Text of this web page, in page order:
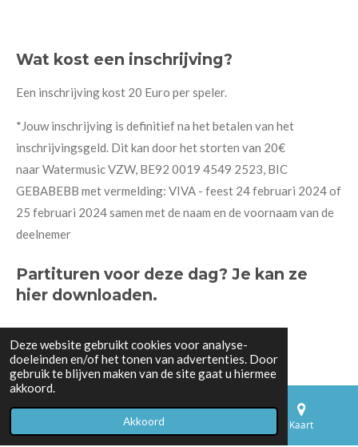
Deze website gebruikt cookies voor analyse-
doeleinden en/of het tonen van advertenties. Door
gebruik te blijven maken van de site gaat u hiermee
akkoord.
Akkoord
Wat kost een inschrijving?
Een inschrijving kost 20 Euro per speler.
*Jouw inschrijving is definitief na het betalen van het
inschrijvingsgeld. Dit kan door het storten van 20€
naarWatermusic VZW, BE92 0019 4549 2523, BIC
GEBABEBB met vermelding: VIVA - feest 24 februari 2024 of
25 februari 2024 samen met de naam en de voornaam van de
deelnemer
Partituren voor deze dag? Je kan ze
hier downloaden.
Telefoonnummer Kaart